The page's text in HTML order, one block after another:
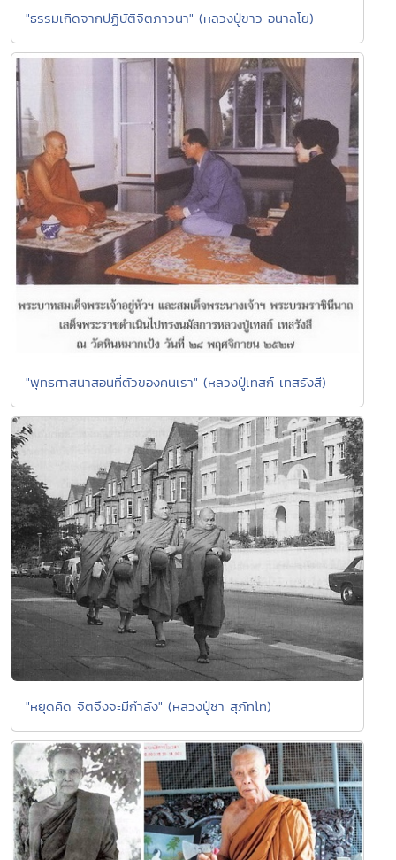
"ธรรมเกิดจากปฏิบัติจิตภาวนา" (หลวงปู่ขาว อนาลโย)
"พุทธศาสนาสอนที่ตัวของคนเรา" (หลวงปู่เทสก์ เทสรังสี)
"หยุดคิด จิตจึงจะมีกำลัง" (หลวงปู่ชา สุภัทโท)